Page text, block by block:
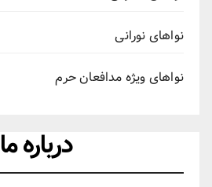
نواهای نورانی
نواهای ویژه مدافعان حرم
درباره ما